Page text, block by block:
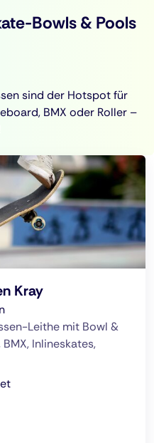
Bowls & Pools
sind der Hotspot für
BMX oder Roller –
Kray
Leithe mit Bowl &
Inlineskates,